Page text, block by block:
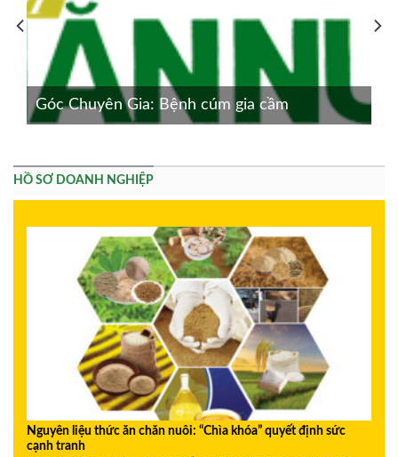
Góc Chuyên Gia: Bệnh cúm gia cầm
HỒ SƠ DOANH NGHIỆP
Nguyên liệu thức ăn chăn nuôi: “Chìa khóa” quyết định sức
cạnh tranh